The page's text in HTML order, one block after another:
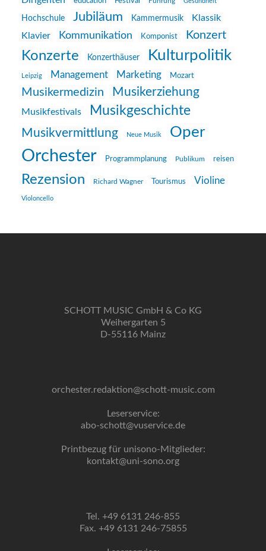
Hochschule Jubiläum Kammermusik
Klassik
Klavier
Kommunikation Komponist Konzert
Konzerte Konzerthäuser Kulturpolitik
Leipzig Management Marketing Mozart
Musikermedizin Musikerziehung
Musikfestivals Musikgeschichte
Musikvermittlung Neue Musik Oper
Orchester Programmplanung Publikum reisen
Rezension Richard Wagner Tourismus Violine
Violoncello
SCHOTT MUSIC GmbH & Co KG
Weihergarten 5
D-55116 Mainz
orchester.redaktion@schott-music.com
Leserservice:
abo-schott@vuservice.de
Printbezug für unisono-Mitglieder:
kontakt@uni-sono.org
Tel. +49 6131 246-855
Fax. +49 6131 246-75855